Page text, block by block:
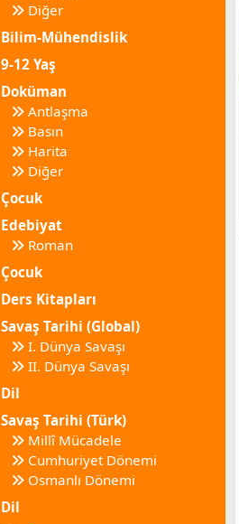
Diğer
Bilim-Mühendislik
9-12 Yaş
Doküman
Antlaşma
Basın
Harita
Diğer
Çocuk
Edebiyat
Roman
Çocuk
Ders Kitapları
Savaş Tarihi (Global)
I. Dünya Savaşı
II. Dünya Savaşı
Dil
Savaş Tarihi (Türk)
Millî Mücadele
Cumhuriyet Dönemi
Osmanlı Dönemi
Dil